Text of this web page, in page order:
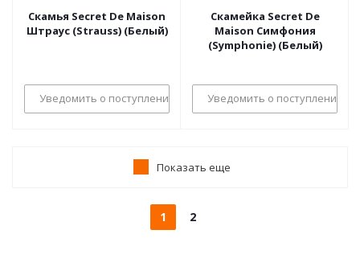
Скамья Secret De Maison
Штраус (Strauss) (Белый)
Уведомить о поступлении
Скамейка Secret De
Maison Симфония
(Symphonie) (Белый)
Уведомить о поступлении
Показать еще
1 2